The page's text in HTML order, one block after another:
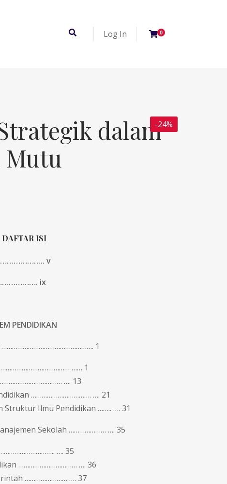
Log In 0
-24%
dalam
Mutu
DAFTAR ISI
v
ix
PENDIDIKAN
……………………………………………. 1
…… 1
…. 13
……………………………. …. 21
Ilmu Pendidikan …….. …. 31
Sekolah ………………… …. 35
…. 35
…………………………… …. 36
…………………… …. 37